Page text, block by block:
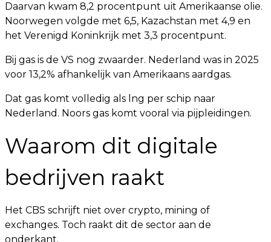
Daarvan kwam 8,2 procentpunt uit Amerikaanse olie.
Noorwegen volgde met 6,5, Kazachstan met 4,9 en
het Verenigd Koninkrijk met 3,3 procentpunt.
Bij gas is de VS nog zwaarder. Nederland was in 2025
voor 13,2% afhankelijk van Amerikaans aardgas.
Dat gas komt volledig als lng per schip naar
Nederland. Noors gas komt vooral via pijpleidingen.
Waarom dit digitale
bedrijven raakt
Het CBS schrijft niet over crypto, mining of
exchanges. Toch raakt dit de sector aan de
onderkant.